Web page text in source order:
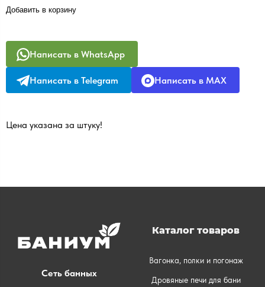
Добавить в корзину
Написать в WhatsApp
Написать в Telegram Написать в MAX
Цена указана за штуку!
Сеть банных
Каталог товаров
Вагонка, полки и погонаж
Дровяные печи для бани